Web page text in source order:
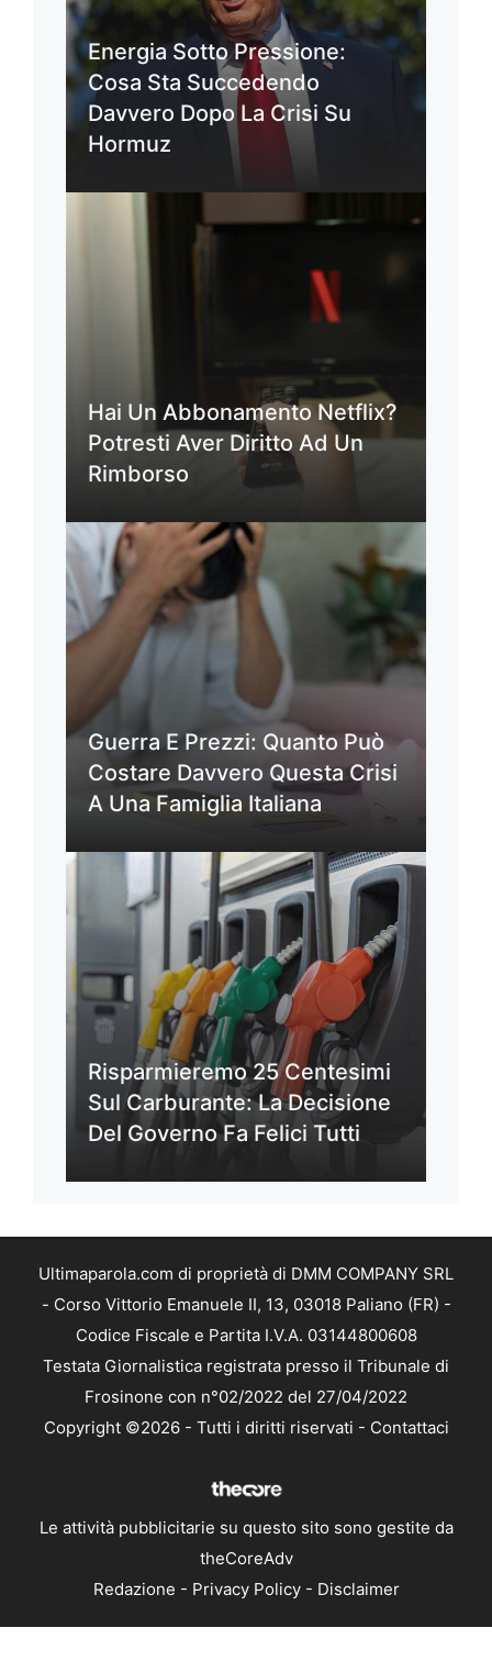
Energia Sotto Pressione:
Cosa Sta Succedendo
Davvero Dopo La Crisi Su
Hormuz
Hai Un Abbonamento Netflix?
Potresti Aver Diritto Ad Un
Rimborso
Guerra E Prezzi: Quanto Può
Costare Davvero Questa Crisi
A Una Famiglia Italiana
Risparmieremo 25 Centesimi
Sul Carburante: La Decisione
Del Governo Fa Felici Tutti
Ultimaparola.com di proprietà di DMM COMPANY SRL
- Corso Vittorio Emanuele II, 13, 03018 Paliano (FR) -
Codice Fiscale e Partita I.V.A. 03144800608
Testata Giornalistica registrata presso il Tribunale di
Frosinone con n°02/2022 del 27/04/2022
Copyright ©2026 - Tutti i diritti riservati - Contattaci
Le attività pubblicitarie su questo sito sono gestite da
theCoreAdv
Redazione - Privacy Policy- Disclaimer